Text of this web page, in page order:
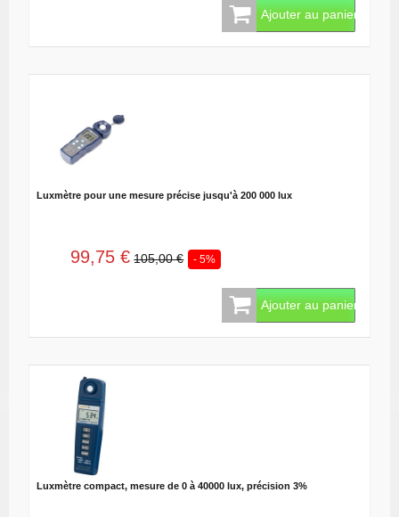
Ajouter au panier
Luxmètre pour une mesure précise jusqu'à 200 000 lux
99,75 € 105,00 € - 5%
Ajouter au panier
Luxmètre compact, mesure de 0 à 40000 lux, précision 3%